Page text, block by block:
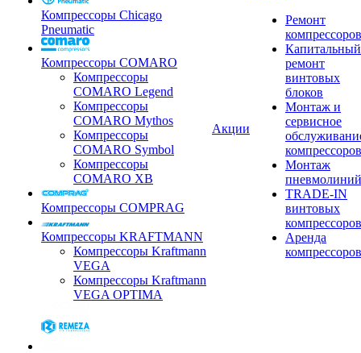
Компрессоры Chicago
Pneumatic
Компрессоры COMARO
Компрессоры
COMARO Legend
Компрессоры
COMARO Mythos
Компрессоры
COMARO Symbol
Компрессоры
COMARO XB
Компрессоры COMPRAG
Компрессоры KRAFTMANN
Компрессоры Kraftmann
VEGA
Компрессоры Kraftmann
VEGA OPTIMA
Акции
Ремонт
компрессоров
Капитальный
ремонт
винтовых
блоков
Монтаж и
сервисное
компрессоров
Монтаж
пневмолиний
TRADE-IN
винтовых
компрессоров
Аренда
компрессоров